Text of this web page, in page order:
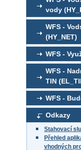
vody
WFS -
(HY_NET)
WFS -
WFS -
TIN
WFS -
Odkazy
Stahovací
Přehled
vhodných